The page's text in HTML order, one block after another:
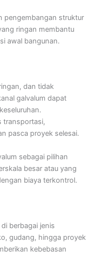
pengembangan struktur
ringan membantu
awal bangunan.
dan tidak
galvalum dapat
transportasi,
pasca proyek selesai.
sebagai pilihan
besar atau yang
biaya terkontrol.
berbagai jenis
gudang, hingga proyek
kebebasan